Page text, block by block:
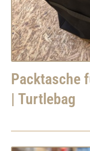
Packtasche
| Turtlebag